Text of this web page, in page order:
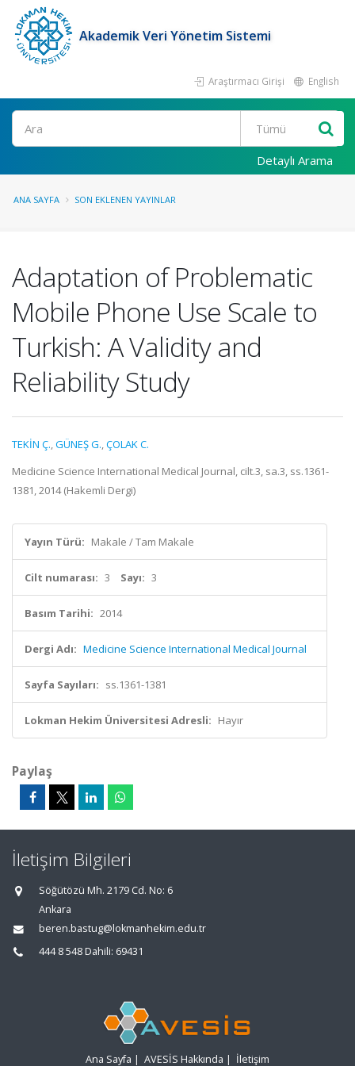
Akademik Veri Yönetim Sistemi
Araştırmacı Girişi English
Ara
Detaylı Arama
ANA SAYFA SON EKLENEN YAYINLAR
Adaptation of Problematic
Mobile Phone Use Scale to
Turkish: A Validity and
Reliability Study
TEKİN Ç.,GÜNEŞ G.,ÇOLAK C.
Medicine Science International Medical Journal, cilt.3, sa.3, ss.1361-
1381, 2014 (Hakemli Dergi)
Yayın Türü: Makale / Tam Makale
Cilt numarası: 3 Sayı: 3
Basım Tarihi: 2014
Dergi Adı: Medicine Science International Medical Journal
Sayfa Sayıları: ss.1361-1381
Lokman Hekim Üniversitesi Adresli: Hayır
Paylaş
İletişim Bilgileri
Söğütözü Mh. 2179 Cd. No: 6
Ankara
beren.bastug@lokmanhekim.edu.tr
444 8 548 Dahili: 69431
Ana Sayfa | AVESİS Hakkında | İletişim